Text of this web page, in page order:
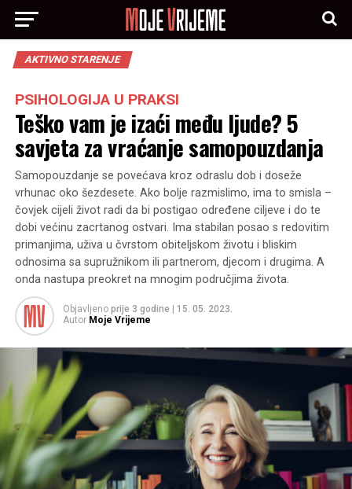
AKTIVNO STARENJE
PSIHOLOGIJA U PRAKSI
Teško vam je izaći među ljude? 5
savjeta za vraćanje samopouzdanja
Samopouzdanje se povećava kroz odraslu dob i doseže
vrhunac oko šezdesete. Ako bolje razmislimo, ima to smisla –
čovjek cijeli život radi da bi postigao određene ciljeve i do te
dobi većinu zacrtanog ostvari. Ima stabilan posao s redovitim
primanjima, uživa u čvrstom obiteljskom životu i bliskim
odnosima sa supružnikom ili partnerom, djecom i drugima. A
onda nastupa preokret na mnogim područjima života.
Objavljeno prije 3 godine
15. 05. 2023.
Autor Moje Vrijeme